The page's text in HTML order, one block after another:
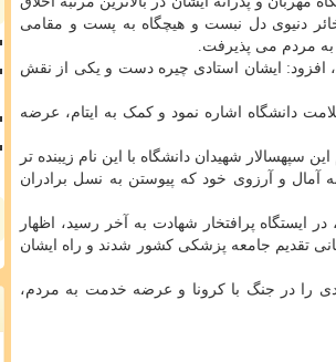
دنیوی دل نبست و هیچگاه به پست و مقامی
به مردم می پذیرفت.
افزود: ایشان استادی چیره دست و یکی از نقش
دانشگاه اشاره نمود و کمک به ایتام، عرضه
سپهسالار شهیدان دانشگاه با این نام زیبنده تر
آمال و آرزوی خود که پیوستن به نسل برادران
پرافتخار شهادت به آخر رسید، اظهار
تقدیم جامعه پزشکی کشور شدند و راه ایشان
را در جنگ با کرونا و عرضه خدمت به مردم،